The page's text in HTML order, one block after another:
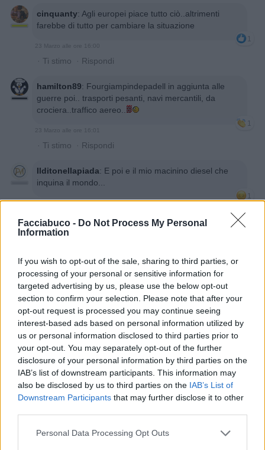
Facciabuco - Do Not Process My Personal
Information
If you wish to opt-out of the sale, sharing to third parties, or
processing of your personal or sensitive information for
targeted advertising by us, please use the below opt-out
section to confirm your selection. Please note that after your
opt-out request is processed you may continue seeing
interest-based ads based on personal information utilized by
us or personal information disclosed to third parties prior to
your opt-out. You may separately opt-out of the further
disclosure of your personal information by third parties on the
IAB’s list of downstream participants. This information may
also be disclosed by us to third parties on the IAB’s List of
Downstream Participants that may further disclose it to other
Personal Data Processing Opt Outs
cinquanty: Agli europei piace tutto ciò..altrimenti
farebbe di tutto per cambiare la situazione
1
23 Marzo alle ore 16:00
· Ti stimo · Rispondi
hamilton89: Fourgiampindepadell in aggiunta alle
guerre poi.. trasporti pesanti, navi mercantili, da
crociera..traffico aereo..
1
23 Marzo alle ore 16:01
· Ti stimo · Rispondi
Ilditonellapiada: E poi e il mio macinino diesel che
inquina il mondo...
1
23 Marzo alle ore 16:03
· Ti stimo ·Rispondi
Animazione Leggera (0.13 Mb)